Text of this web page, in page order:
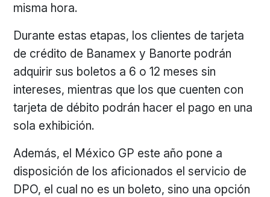
misma hora.
Durante estas etapas, los clientes de tarjeta
de crédito de Banamex y Banorte podrán
adquirir sus boletos a 6 o 12 meses sin
intereses, mientras que los que cuenten con
tarjeta de débito podrán hacer el pago en una
sola exhibición.
Además, el México GP este año pone a
disposición de los aficionados el servicio de
DPO, el cual no es un boleto, sino una opción